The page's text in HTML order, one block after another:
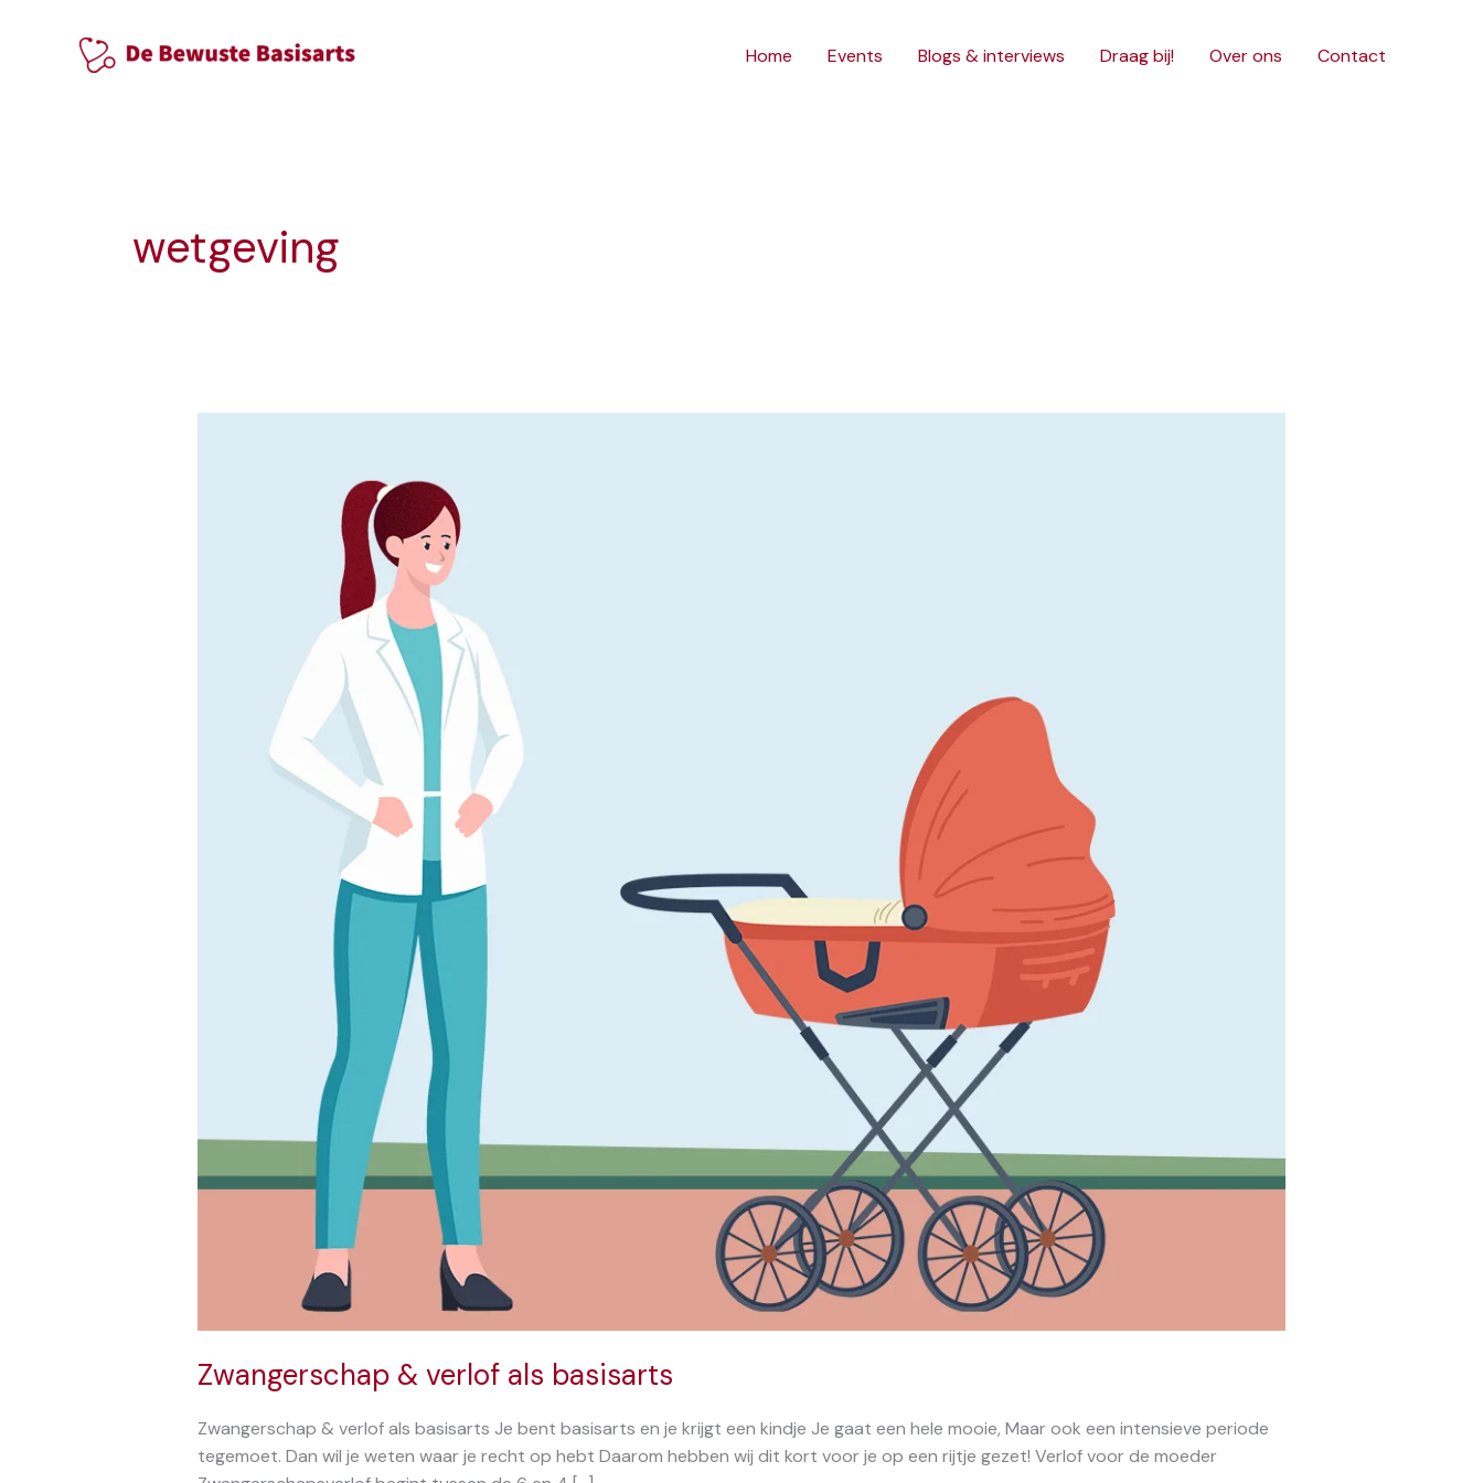
Home Events Blogs & interviews Draag bij! Over ons Contact
wetgeving
Zwangerschap & verlof als basisarts
Zwangerschap & verlof als basisarts Je bent basisarts en je krijgt een kindje Je gaat een hele mooie, Maar ook een intensieve periode
tegemoet. Dan wil je weten waar je recht op hebt Daarom hebben wij dit kort voor je op een rijtje gezet! Verlof voor de moeder